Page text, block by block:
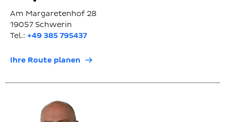
Am Margaretenhof 28
19057 Schwerin
Tel.: +49 385 795437
Ihre Route planen